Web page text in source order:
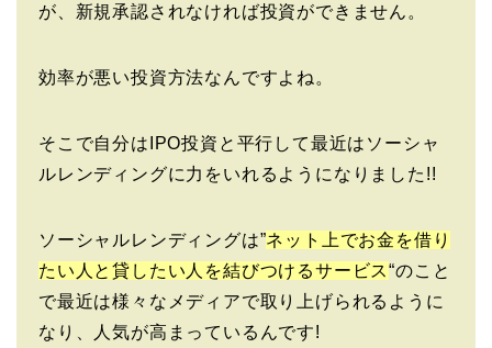
が、新規承認されなければ投資ができません。
効率が悪い投資方法なんですよね。
そこで自分はIPO投資と平行して最近はソーシャ
ルレンディングに力をいれるようになりました!!
ソーシャルレンディングは”ネット上でお金を借り
たい人と貸したい人を結びつけるサービス“のこと
で最近は様々なメディアで取り上げられるように
なり、人気が高まっているんです!